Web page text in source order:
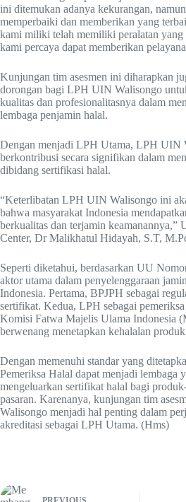
ini ditemukan adanya kekurangan,
memperbaiki dan memberikan yang
kami miliki telah memiliki peralatan yang
kami percaya dapat memberikan
Kunjungan tim asesmen ini diharapkan
dorongan bagi LPH UIN Walisongo
kualitas dan profesionalitasnya dalam
lembaga penjamin halal.
Dengan menjadi LPH Utama, LPH UIN
berkontribusi secara signifikan dalam
dibidang sertifikasi halal.
“Keterlibatan LPH UIN Walisongo ini
bahwa masyarakat Indonesia
berkualitas dan terjamin keamanannya,”
Center, Dr Malikhatul Hidayah, S.T,
Seperti diketahui, berdasarkan UU
aktor utama dalam penyelenggaraan
Indonesia. Pertama, BPJPH sebagai
sertifikat. Kedua, LPH sebagai
Komisi Fatwa Majelis Ulama Indonesia
berwenang menetapkan kehalalan
Dengan memenuhi standar yang
Pemeriksa Halal dapat menjadi lembaga
mengeluarkan sertifikat halal bagi
pasaran. Karenanya, kunjungan tim
Walisongo menjadi hal penting dalam
akreditasi sebagai LPH Utama. (Hms)